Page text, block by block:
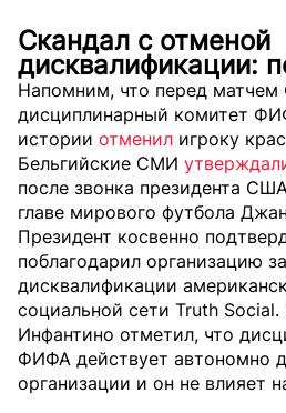
Скандал с отменой
дисквалификации:
Напомним, что перед
дисциплинарный комитет
истории отменил игроку
Бельгийские СМИ
после звонка президента
главе мирового футбола
Президент косвенно
поблагодарил организацию
дисквалификации
социальной сети Truth
Инфантино отметил, что
ФИФА действует автономно
организации и он не влияет